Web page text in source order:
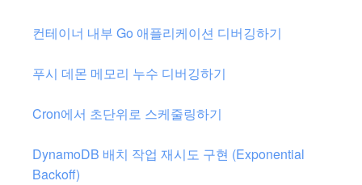
컨테이너 내부 Go 애플리케이션 디버깅하기
푸시 데몬 메모리 누수 디버깅하기
Cron에서 초단위로 스케줄링하기
DynamoDB 배치 작업 재시도 구현 (Exponential
Backoff)